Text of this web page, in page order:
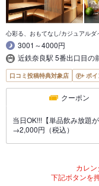
心彩る、おもてなし/カジュアルダ
3001～4000円
近鉄奈良駅 5番出口目の
口コミ投稿特典対象店 ポ
クーポン
当日OK!!!【単品飲み放題
→2,000円（税込）
カレン
下記ボタンを